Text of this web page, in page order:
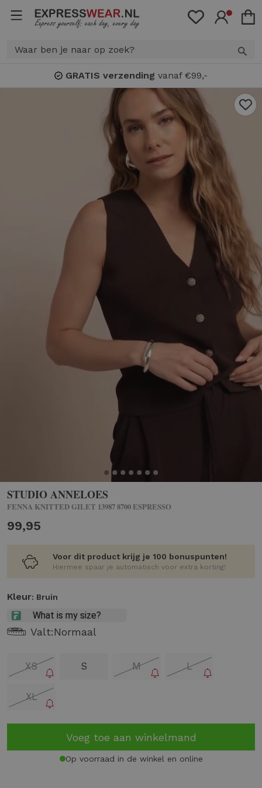
GRATIS verzendingvanaf €99,-
STUDIO ANNELOES
FENNA KNITTED GILET 13987 8700 ESPRESSO
99,95
Voor dit product krijg je 100 bonuspunten!
Hiermee spaar je automatisch voor extra korting!
Kleur: Bruin
Valt:Normaal
XS S M L
XL
Voeg toe aan winkelmand
Op voorraad in de winkel en online